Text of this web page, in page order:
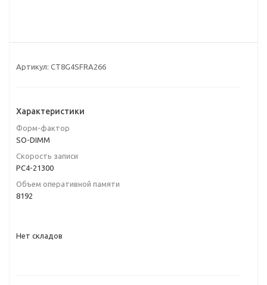
Артикул: CT8G4SFRA266
Характеристики
Форм-фактор
SO-DIMM
Скорость записи
PC4-21300
Объем оперативной памяти
8192
Нет складов